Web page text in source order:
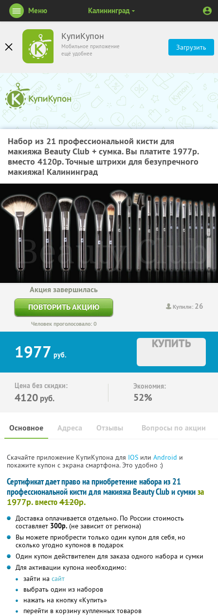
КупиКупон
Мобильное приложение
ещё удобнее
Загрузить
Меню Калининград
Набор из 21 профессиональной кисти для
макияжа Beauty Club + сумка. Вы платите 1977р.
вместо 4120р. Точные штрихи для безупречного
макияжа! Калининград
Купили: 26
Акция завершилась
ПОВТОРИТЬ АКЦИЮ
Человек проголосовало: 0
1977 руб.
КУПИТЬ
Цена без скидки:
4120 руб.
Экономия:
52%
Основное Отзывы Вопросы по акции
Адреса
Скачайте приложение КупиКупона для IOS или Android и
покажите купон с экрана смартфона. Это удобно :)
Сертификат дает право на приобретение набора из 21
профессиональной кисти для макияжа Beauty Club и сумкиза
1977р.вместо4120р.
Доставка оплачивается отдельно. По России стоимость
составляет 300р. (не зависит от региона)
Вы можете приобрести только один купон для себя, но
сколько угодно купонов в подарок
Один купон действителен для заказа одного набора и сумки
Для активации купона необходимо:
зайти на сайт
выбрать один из наборов
нажать на кнопку «Купить»
перейти в корзину купленных товаров